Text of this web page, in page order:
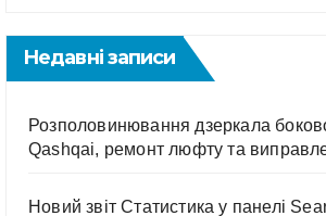
Недавні записи
Розполовинювання дзеркала
Qashqai, ремонт люфту та
Новий звіт Статистика у панелі